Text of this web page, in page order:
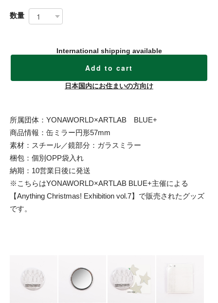
数量
International shipping available
Add to cart
日本国内にお住まいの方向け
所属団体：YONAWORLD×ARTLAB BLUE+
商品情報：缶ミラー円形57mm
素材：スチール／鏡部分：ガラスミラー
梱包：個別OPP袋入れ
納期：10営業日後に発送
※こちらはYONAWORLD×ARTLAB BLUE+主催による
【Anything Christmas! Exhibition vol.7】で販売されたグッズ
です。